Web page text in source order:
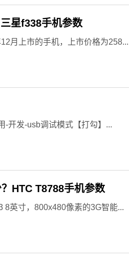
星f338手机参数
月上市的手机，上市价格为258...
-开发-usb调试模式【打勾】...
HTC T8788手机参数
8英寸，800x480像素的3G智能...